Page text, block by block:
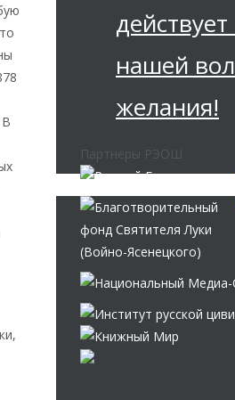
нашей
желания!
Партнёры РЭОШ